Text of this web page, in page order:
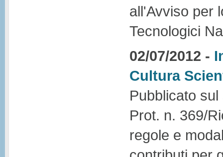
all'Avviso per
Tecnologici
02/07/2012 -
Cultura
Pubblicato
Prot. n. 369/
regole e